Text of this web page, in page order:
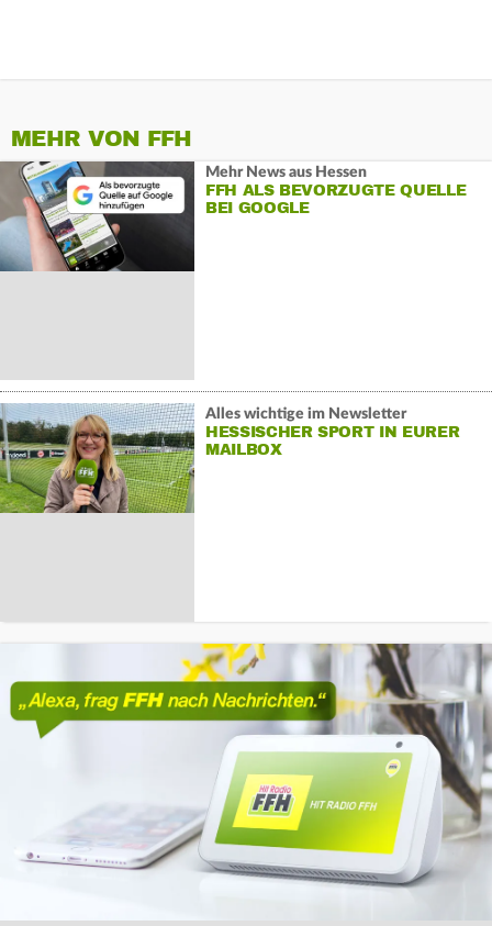
MEHR VON FFH
Mehr News aus Hessen
FFH ALS BEVORZUGTE QUELLE
BEI GOOGLE
Alles wichtige im Newsletter
HESSISCHER SPORT IN EURER
MAILBOX